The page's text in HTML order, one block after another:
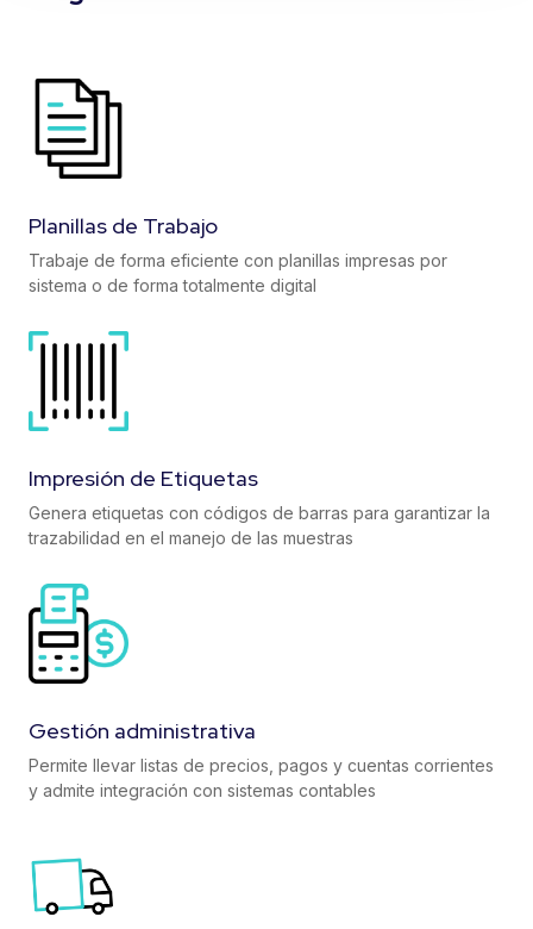
Planillas de Trabajo
Trabaje de forma eficiente con planillas impresas por
sistema o de forma totalmente digital
Impresión de Etiquetas
Genera etiquetas con códigos de barras para garantizar la
trazabilidad en el manejo de las muestras
Gestión administrativa
Permite llevar listas de precios, pagos y cuentas corrientes
y admite integración con sistemas contables